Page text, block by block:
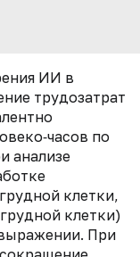
ИИ в
трудозатрат
по
анализе
клетки,
клетки)
При